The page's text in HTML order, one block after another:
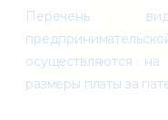
Перечень
осуществляются
размеры платы за